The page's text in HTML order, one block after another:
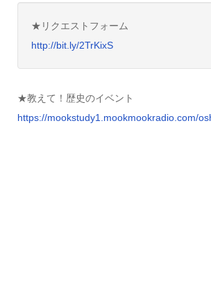
★リクエストフォーム
http://bit.ly/2TrKixS
★教えて！歴史のイベント
https://mookstudy1.mookmookradio.com/